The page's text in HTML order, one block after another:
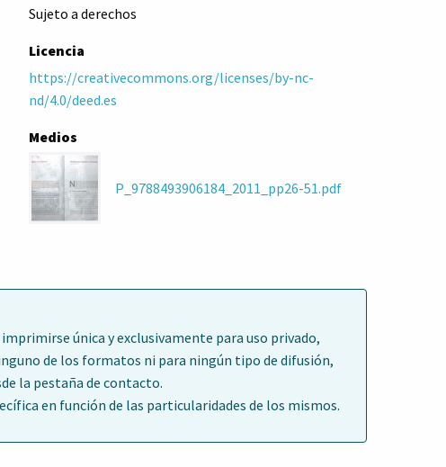
Sujeto a derechos
Licencia
https://creativecommons.org/licenses/by-nc-
nd/4.0/deed.es
Medios
P_9788493906184_2011_pp26-51.pdf
única y exclusivamente para uso privado,
de los formatos ni para ningún tipo de difusión,
la pestaña de contacto.
en función de las particularidades de los mismos.